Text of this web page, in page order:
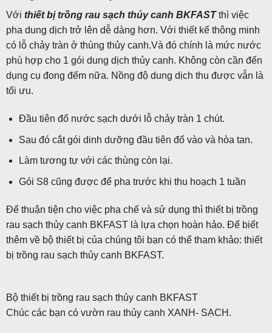
Với thiết bị trồng rau sạch thủy canh BKFASTthì việc
pha dung dịch trở lên dễ dàng hơn. Với thiết kế thông minh
có lỗ chảy tràn ở thùng thủy canh.Và đó chính là mức nước
phù hợp cho 1 gói dung dịch thủy canh. Không còn cần đến
dụng cụ đong đếm nữa. Nồng độ dung dịch thu được vẫn là
tối ưu.
Đầu tiên đổ nước sạch dưới lỗ chảy tràn 1 chút.
Sau đó cắt gói dinh dưỡng đầu tiên đổ vào và hòa tan.
Làm tương tự với các thùng còn lại.
Gói S8 cũng được để pha trước khi thu hoạch 1 tuần
Để thuận tiện cho việc pha chế và sử dụng thì thiết bị trồng
rau sạch thủy canh BKFAST là lựa chọn hoàn hảo. Để biết
thêm về bộ thiết bị của chúng tôi bạn có thể tham khảo: thiết
bị trồng rau sạch thủy canh BKFAST.
Bộ thiết bị trồng rau sạch thủy canh BKFAST
Chúc các bạn có vườn rau thủy canh XANH- SẠCH.